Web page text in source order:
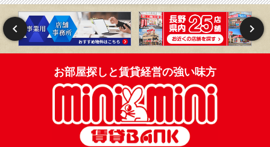
お部屋探しと賃貸経営の強い味方